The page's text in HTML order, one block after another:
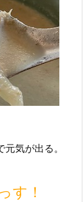
元気が出る。
す！